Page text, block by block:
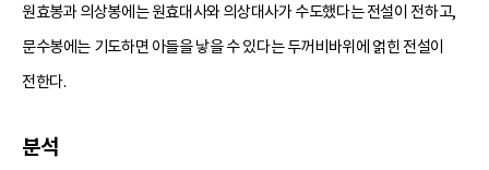
원효봉과 의상봉에는 원효대사와 의상대사가 수도했다는 전설이 전하고,
문수봉에는 기도하면 아들을 낳을 수 있다는 두꺼비바위에 얽힌 전설이
전한다.
분석